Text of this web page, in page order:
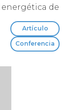
energética de
Artículo
Conferencia